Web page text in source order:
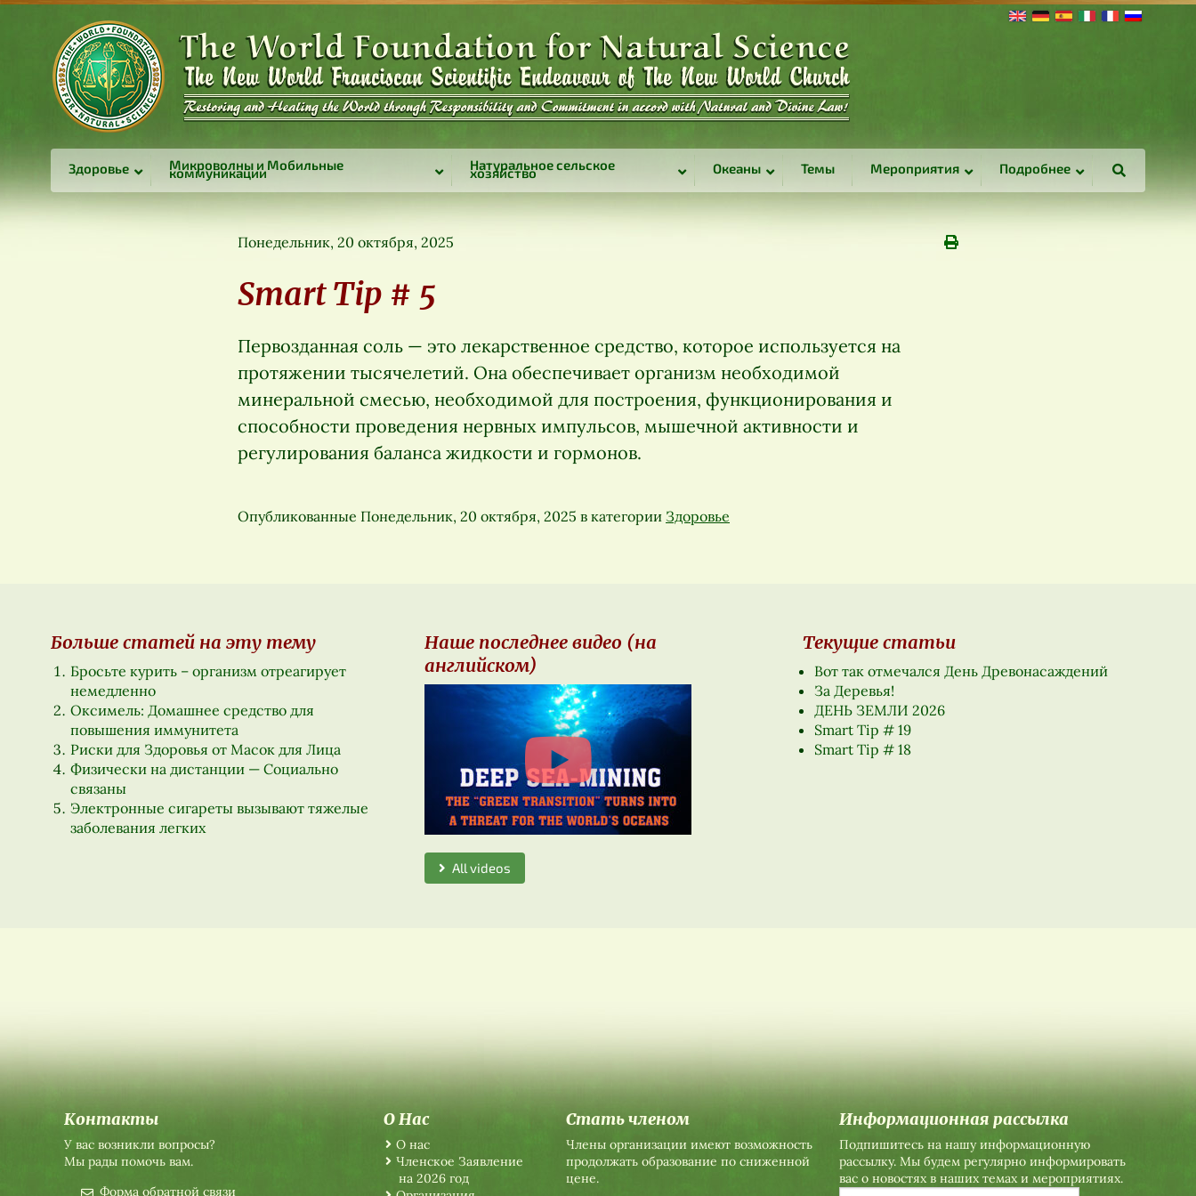
Здоровье Микроволны и Мобильные
коммуникации Натуральное сельское
хозяйство Океаны Темы Мероприятия Подробнее
Понедельник, 20 октября, 2025
Smart Tip # 5
Первозданная соль — это лекарственное средство, которое используется на
протяжении тысячелетий. Она обеспечивает организм необходимой
минеральной смесью, необходимой для построения, функционирования и
способности проведения нервных импульсов, мышечной активности и
регулирования баланса жидкости и гормонов.
Опубликованные Понедельник, 20 октября, 2025 в категории Здоровье
Больше статей на эту тему
Бросьте курить – организм отреагирует
немедленно
Оксимель: Домашнее средство для
повышения иммунитета
Риски для Здоровья от Масок для Лица
Физически на дистанции — Социально
связаны
Электронные сигареты вызывают тяжелые
заболевания легких
Наше последнее видео (на
английском)
All videos
Текущие статьи
Вот так отмечался День Древонасаждений
За Деревья!
ДЕНЬ ЗЕМЛИ 2026
Smart Tip # 19
Smart Tip # 18
Контакты
У вас возникли вопросы?
Мы рады помочь вам.
Форма обратной связи
О Нас
О нас
Членское Заявление
на 2026 год
Стать членом
Члены организации имеют возможность
продолжать образование по сниженной
цене.
Информационная рассылка
Подпишитесь на нашу информационную
рассылку. Мы будем регулярно информировать
вас о новостях в наших темах и мероприятиях.